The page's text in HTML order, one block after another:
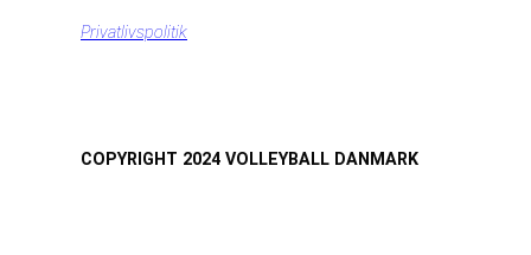
Privatlivspolitik
COPYRIGHT 2024 VOLLEYBALL DANMARK